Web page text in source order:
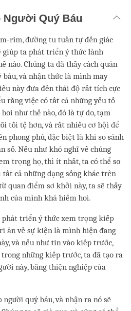
Người Quý Báu
rim, đường tu tuần tự đến giác
giúp ta phát triển ý thức lành
nào. Chúng ta đã thấy cách quán
và nhận thức là mình may
này đưa đến thái độ rất tích cực
rằng việc có tất cả những yếu tố
như thế nào, đó là tự do, tạm
tồi tệ hơn, và rất nhiều cơ hội để
phong phú, đặc biệt là khi so sánh
số. Nếu như khó nghĩ về chúng
trọng họ, thì ít nhất, ta có thể so
cả những dạng sống khác trên
quan điểm sơ khởi này, ta sẽ thấy
của mình khá hiếm hoi.
phát triển ý thức xem trọng kiếp
ân về sự kiện là mình hiện đang
và nếu như tin vào kiếp trước,
những kiếp trước, ta đã tạo ra
này, bằng thiện nghiệp của
quý báu, và nhận ra nó sẽ